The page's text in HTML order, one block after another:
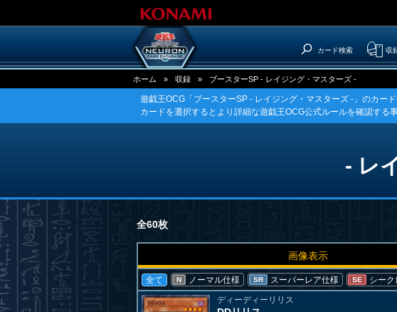
カード検索 収
ホーム » 収録 » ブースターSP - レイジング・マスターズ -
遊戯王OCG「ブースターSP - レイジング・マスターズ -」のカード
カードを選択するとより詳細な遊戯王OCG公式ルールを確認する事
- レ
全60枚
画像表示
全て N ノーマル仕様 SR スーパーレア仕様 SE シー
ディーディーリリス